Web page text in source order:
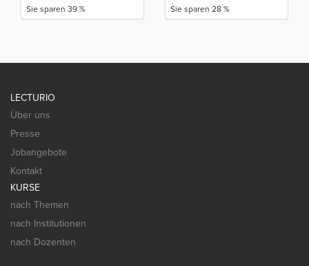
Sie sparen 39 % Sie sparen 28 %
LECTURIO
Über uns
Presse
Jobangebote
Kontakt
KURSE
nach Themen
nach Institutionen
nach Dozenten